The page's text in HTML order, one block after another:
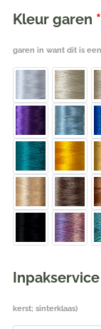
Kleur garen *
garen in want dit is
Inpakservice
kerst; sinterklaas)